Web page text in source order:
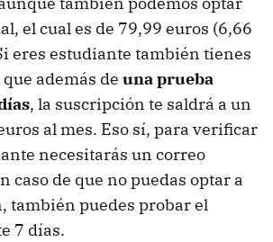
el cual es de 79,99 euros (6,66
eres estudiante también tienes
además de una prueba
, la suscripción te saldrá a un
al mes. Eso sí, para verificar
necesitarás un correo
caso de que no puedas optar a
también puedes probar el
7 días.